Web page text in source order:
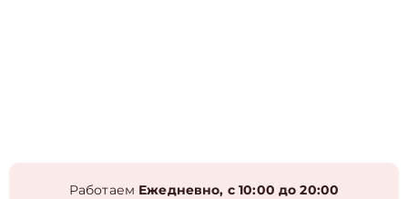
Работаем Ежедневно, с 10:00 до 20:00